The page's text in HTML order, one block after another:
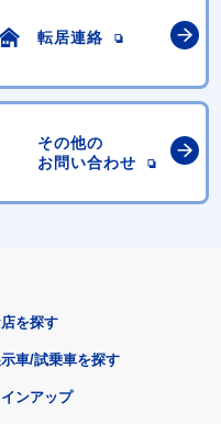
転居連絡
その他の
お問い合わせ
を探す
車/試乗車を探す
ンアップ